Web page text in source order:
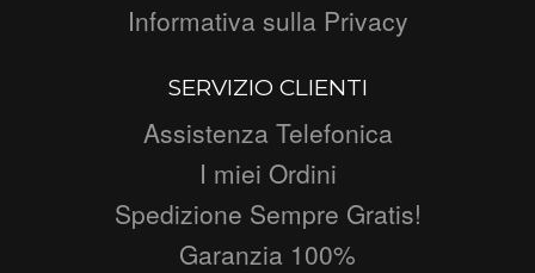
Informativa sulla Privacy
SERVIZIO CLIENTI
Assistenza Telefonica
I miei Ordini
Spedizione Sempre Gratis!
Garanzia 100%